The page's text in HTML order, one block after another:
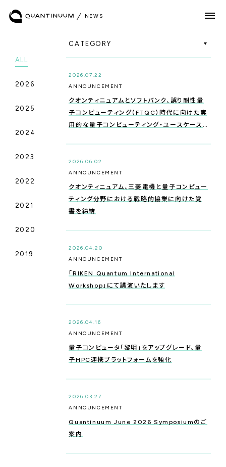
N EW S
_HARDWARE
QUANTUM COMPUTING
_SOFTWARE
CYBER SECURITY
ALL
2026
2025
2024
2023
2022
2021
2020
2019
CATEGORY
2026.07.22
ANNOUNCEMENT
クオンティニュアムとソフトバンク、誤り耐性量
子コンピューティング（FTQC）時代に向けた実
用的な量子コンピューティング・ユースケース
2026.06.02
ANNOUNCEMENT
クオンティニュアム、三菱電機と量子コンピュー
ティング分野における戦略的協業に向けた覚
書を締結
2026.04.20
ANNOUNCEMENT
「RIKEN Quantum International
Workshop」にて講演いたします
2026.04.16
ANNOUNCEMENT
量子コンピュータ「黎明」をアップグレード、量
子HPC連携プラットフォームを強化
2026.03.27
ANNOUNCEMENT
Quantinuum June 2026 Symposiumのご
案内